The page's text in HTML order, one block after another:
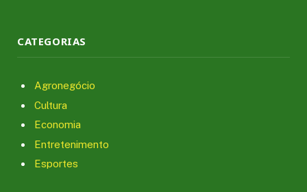
CATEGORIAS
Agronegócio
Cultura
Economia
Entretenimento
Esportes